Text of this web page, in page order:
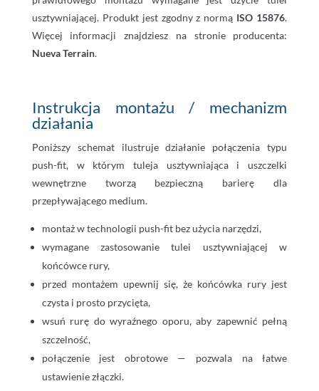
usztywniającej. Produkt jest zgodny z normą ISO 15876.
Więcej informacji znajdziesz na stronie producenta:
Nueva Terrain.
Instrukcja montażu / mechanizm
działania
Poniższy schemat ilustruje działanie połączenia typu
push-fit, w którym tuleja usztywniająca i uszczelki
wewnętrzne tworzą bezpieczną barierę dla
przepływającego medium.
montaż w technologii push-fit bez użycia narzędzi,
wymagane zastosowanie tulei usztywniającej w
końcówce rury,
przed montażem upewnij się, że końcówka rury jest
czysta i prosto przycięta,
wsuń rurę do wyraźnego oporu, aby zapewnić pełną
szczelność,
połączenie jest obrotowe — pozwala na łatwe
ustawienie złączki.